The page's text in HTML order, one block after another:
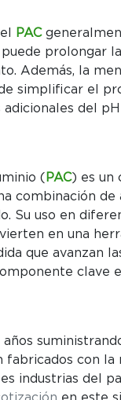
PAC
prolongar
Además, la
simplificar el
del
( PAC) es un
combinación
Su uso en
en una
que avanzan
clave
fabricados con la
industrias del